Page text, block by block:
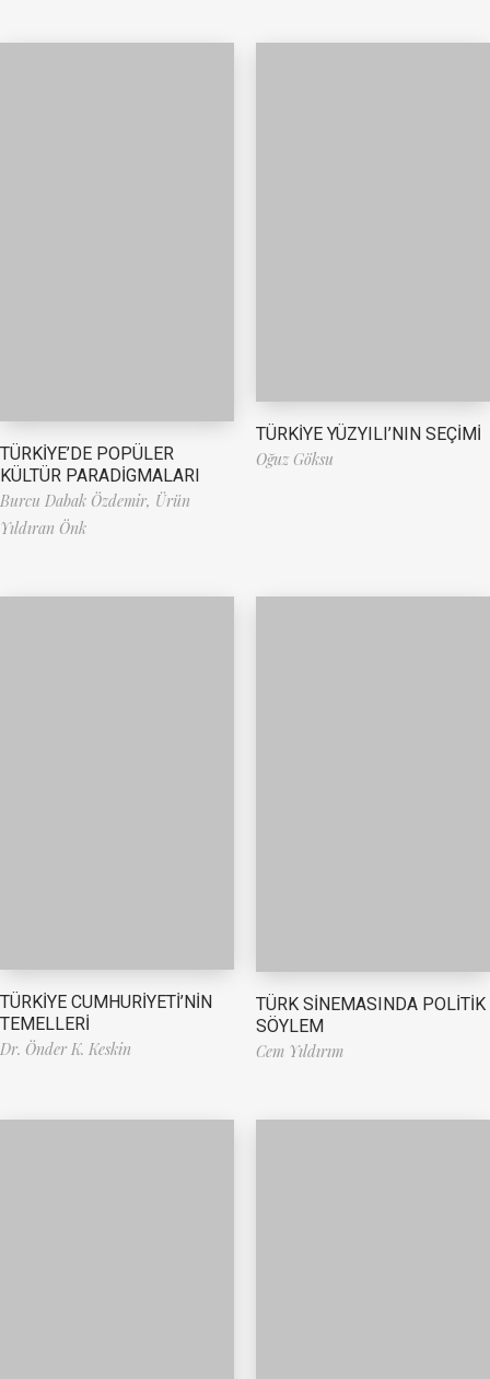
TÜRKİYE’DE POPÜLER
KÜLTÜR PARADİGMALARI
Burcu Dabak Özdemir, Ürün
Yıldıran Önk
TÜRKİYE YÜZYILI’NIN SEÇİMİ
Oğuz Göksu
TÜRKİYE CUMHURİYETİ’NİN
TEMELLERİ
Dr. Önder K. Keskin
TÜRK SİNEMASINDA POLİTİK
SÖYLEM
Cem Yıldırım